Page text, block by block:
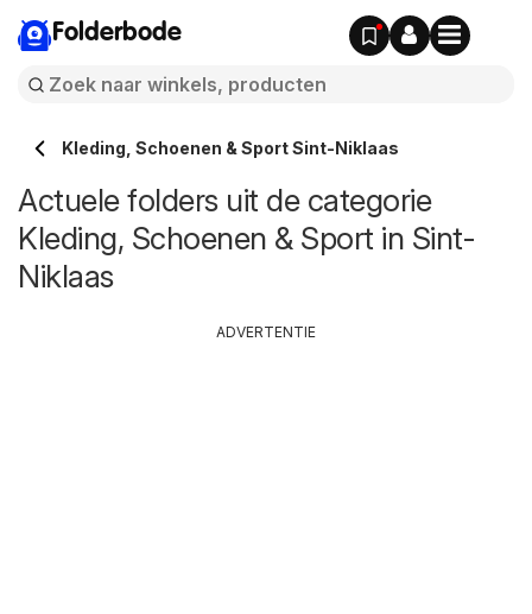
Folderbode
Kleding, Schoenen & Sport Sint-Niklaas
Actuele folders uit de categorie
Kleding, Schoenen & Sport in Sint-
Niklaas
ADVERTENTIE